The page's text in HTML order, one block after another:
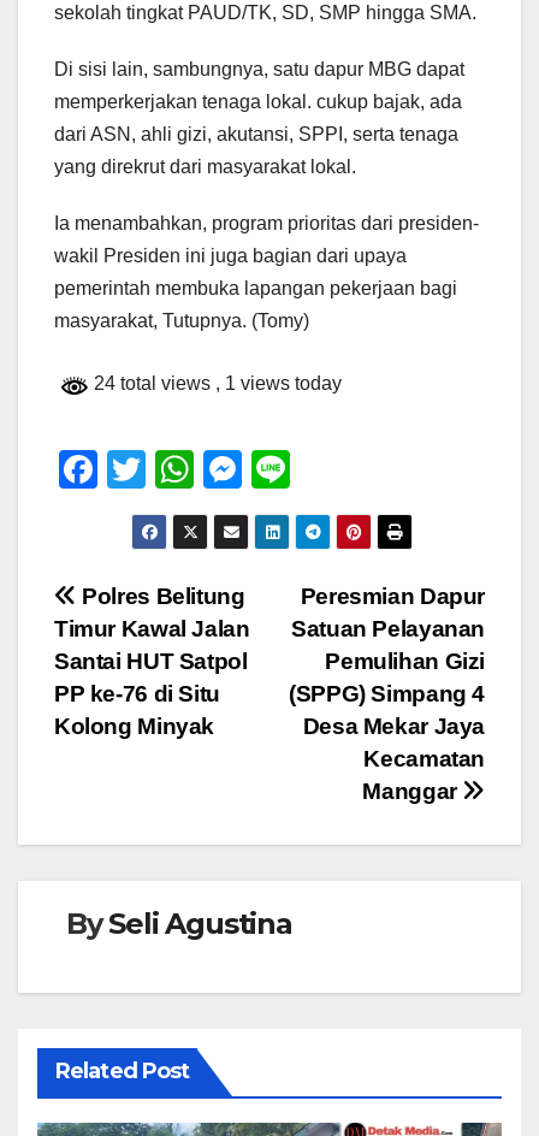
sekolah tingkat PAUD/TK, SD, SMP hingga SMA.
Di sisi lain, sambungnya, satu dapur MBG dapat
memperkerjakan tenaga lokal. cukup bajak, ada
dari ASN, ahli gizi, akutansi, SPPI, serta tenaga
yang direkrut dari masyarakat lokal.
Ia menambahkan, program prioritas dari presiden-
wakil Presiden ini juga bagian dari upaya
pemerintah membuka lapangan pekerjaan bagi
masyarakat, Tutupnya. (Tomy)
24 total views , 1 views today
F
e
b
o
o
k
T
wi
tt
er
W
h
at
s
A
p
p
M
e
ss
e
n
g
n
e
Navigasi
pos
Peresmian Dapur
Satuan Pelayanan
Pemulihan Gizi
(SPPG) Simpang 4
Desa Mekar Jaya
Kecamatan
Manggar
Polres Belitung
Timur Kawal Jalan
Santai HUT Satpol
PP ke-76 di Situ
Kolong Minyak
BySeli Agustina
Related Post